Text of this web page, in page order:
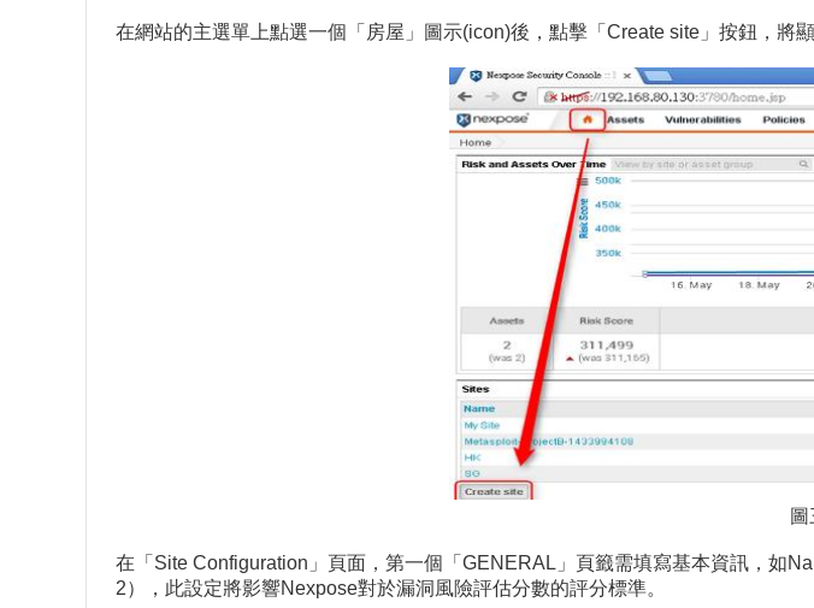
在網站的主選單上點選一個「房屋」圖示(icon)後，點擊「Create site」按鈕，將
圖
在「Site Configuration」頁面，第一個「GENERAL」頁籤需填寫基本資訊，如
2），此設定將影響Nexpose對於漏洞風險評估分數的評分標準。